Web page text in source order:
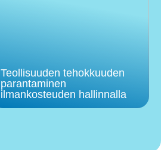
Teollisuuden tehokkuuden
parantaminen
ilmankosteuden hallinnalla